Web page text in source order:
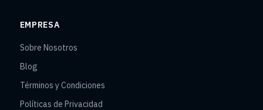
EMPRESA
Sobre Nosotros
Blog
Términos y Condiciones
Políticas de Privacidad